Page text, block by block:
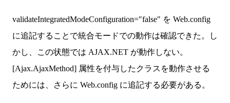
validateIntegratedModeConfiguration="false" を Web.config
に追記することで統合モードでの動作は確認できた。し
かし、この状態では AJAX.NET が動作しない。
[Ajax.AjaxMethod] 属性を付与したクラスを動作させる
ためには、さらに Web.config に追記する必要がある。